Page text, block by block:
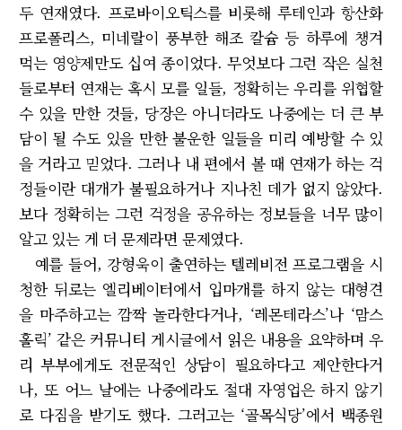
두 연재였다. 프로바이오틱스를 비롯해 루테인과 항산화
프로폴리스, 미네랄이 풍부한 해조 칼슘 등 하루에 챙겨
먹는 영양제만도 십여 종이었다. 무엇보다 그런 작은 실천
들로부터 연재는 혹시 모를 일들, 정확히는 우리를 위협할
수 있을 만한 것들, 당장은 아니더라도 나중에는 더 큰 부
담이 될 수도 있을 만한 불운한 일들을 미리 예방할 수 있
을 거라고 믿었다. 그러나 내 편에서 볼 때 연재가 하는 걱
정들이란 대개가 불필요하거나 지나친 데가 없지 않았다.
보다 정확히는 그런 걱정을 공유하는 정보들을 너무 많이
알고 있는 게 더 문제라면 문제였다.
예를 들어, 강형욱이 출연하는 텔레비전 프로그램을 시
청한 뒤로는 엘리베이터에서 입마개를 하지 않는 대형견
을 마주하고는 깜짝 놀라한다거나, ‘레몬테라스’나 ‘맘스
홀릭’ 같은 커뮤니티 게시글에서 읽은 내용을 요약하며 우
리 부부에게도 전문적인 상담이 필요하다고 제안한다거
나, 또 어느 날에는 나중에라도 절대 자영업은 하지 않기
로 다짐을 받기도 했다. 그러고는 ‘골목식당’에서 백종원